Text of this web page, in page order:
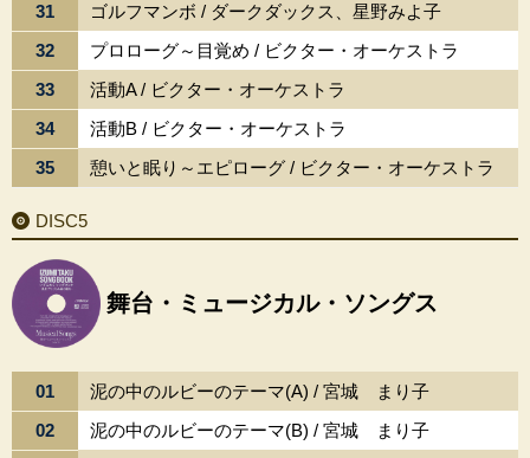
31
ゴルフマンボ / ダークダックス、星野みよ子
32
プロローグ～目覚め / ビクター・オーケストラ
33
活動A / ビクター・オーケストラ
34
活動B / ビクター・オーケストラ
35
憩いと眠り～エピローグ / ビクター・オーケストラ
DISC5
舞台・ミュージカル・ソングス
01
泥の中のルビーのテーマ(A) / 宮城 まり子
02
泥の中のルビーのテーマ(B) / 宮城 まり子